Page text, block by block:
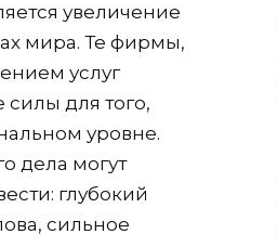
увеличение
мира. Те фирмы,
услуг
для того,
уровне.
дела могут
глубокий
сильное